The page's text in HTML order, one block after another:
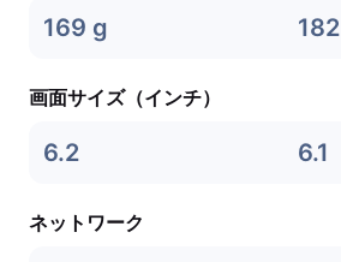
169 g
画面サイズ（インチ）
6.2 6.1
ネットワーク